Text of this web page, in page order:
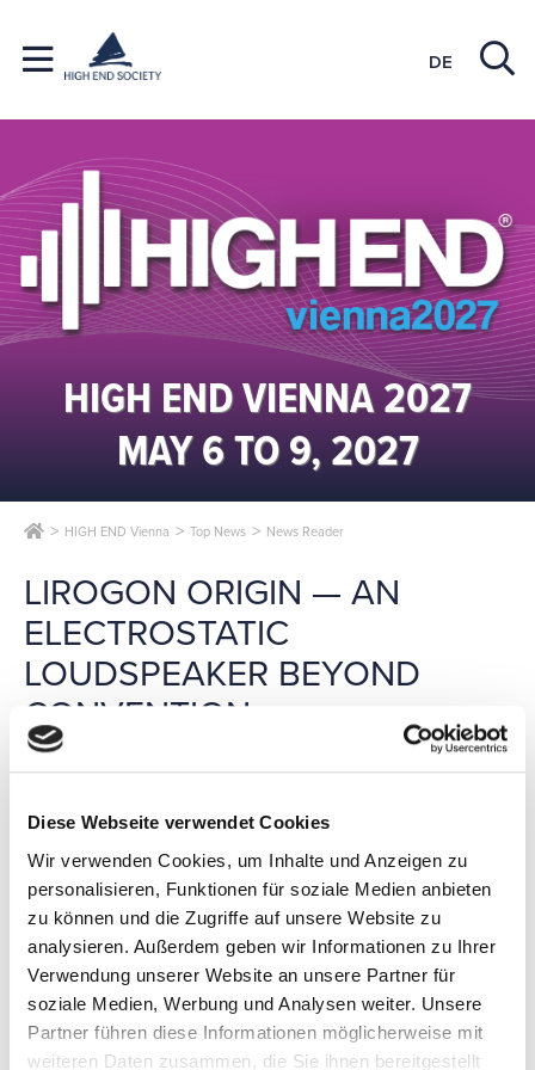
Diese Webseite verwendet Cookies
Wir verwenden Cookies, um Inhalte und Anzeigen zu
personalisieren, Funktionen für soziale Medien anbieten
zu können und die Zugriffe auf unsere Website zu
analysieren. Außerdem geben wir Informationen zu Ihrer
Verwendung unserer Website an unsere Partner für
soziale Medien, Werbung und Analysen weiter. Unsere
Partner führen diese Informationen möglicherweise mit
weiteren Daten zusammen, die Sie ihnen bereitgestellt
DE
HIGH END VIENNA 2027
MAY 6 TO 9, 2027
HIGH END Vienna Top News News Reader
LIROGON ORIGIN — AN
ELECTROSTATIC
LOUDSPEAKER BEYOND
CONVENTION
principles of loudspeaker design.
Developed and crafted in Poland, Origin is conceived not as a
conventional loudspeaker cabinet, but as a precisely tuned
acoustic instrument. Its proprietary Lirostat electrostatic
transducer system uses multiple ultralight, hand-tuned panel
membranes to achieve natural scale, tonal coherence, spatial
realism and emotional presence.
Instead of a traditional electrical crossover network, Origin
shapes the frequency range through mechanical tuning of
individual transducers and transformer-based signal